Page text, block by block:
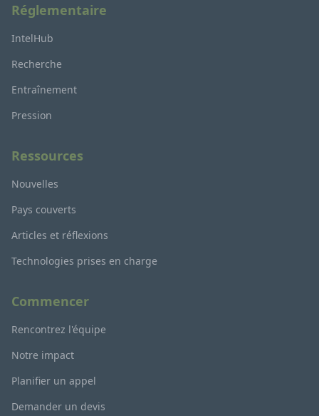
Réglementaire
IntelHub
Recherche
Entraînement
Pression
Ressources
Nouvelles
Pays couverts
Articles et réflexions
Technologies prises en charge
Commencer
Rencontrez l'équipe
Notre impact
Planifier un appel
Demander un devis